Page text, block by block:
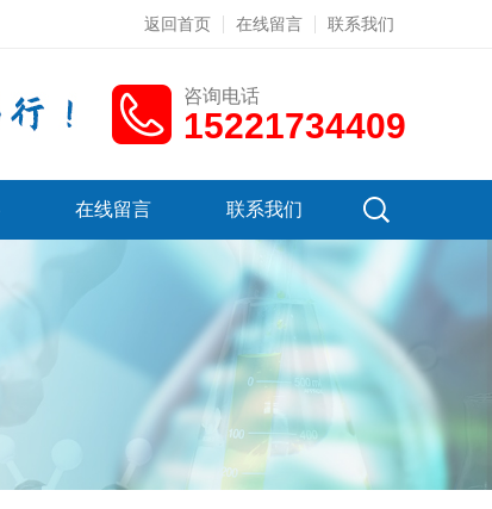
返回首页 在线留言 联系我们
咨询电话
15221734409
在线留言 联系我们